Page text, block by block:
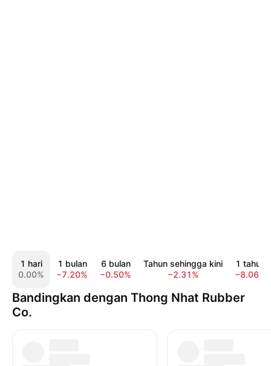
1 hari
0.00%
1 bulan
−7.20%
6 bulan
−0.50%
Tahun sehingga kini
−2.31%
1 tahun
−8.06%
Bandingkan dengan Thong Nhat Rubber
Co.